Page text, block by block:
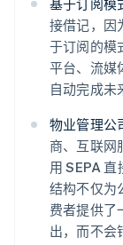
基于订阅模
接借记，因
于订阅的模
平台、流媒
自动完成未
物业管理公
商、互联网
用 SEPA
结构不仅为
费者提供了
出，而不会